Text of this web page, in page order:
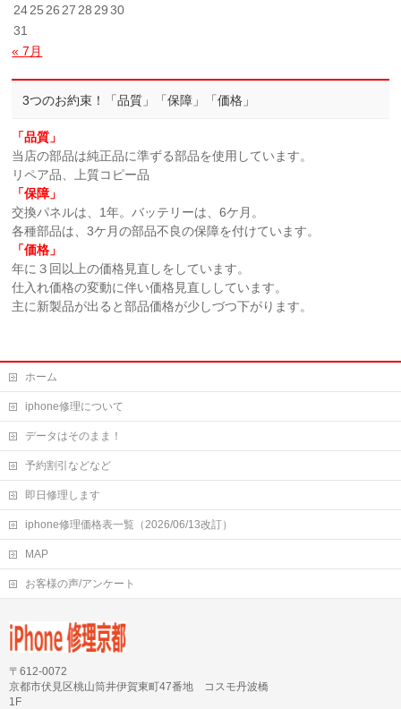
2425 26 27 28 29 30
31
« 7月
3つのお約束！「品質」「保障」「価格」
「品質」
当店の部品は純正品に準ずる部品を使用しています。
リペア品、上質コピー品
「保障」
交換パネルは、1年。バッテリーは、6ケ月。
各種部品は、3ケ月の部品不良の保障を付けています。
「価格」
年に３回以上の価格見直しをしています。
仕入れ価格の変動に伴い価格見直ししています。
主に新製品が出ると部品価格が少しづつ下がります。
ホーム
iphone修理について
データはそのまま！
予約割引などなど
即日修理します
iphone修理価格表一覧（2026/06/13改訂）
MAP
お客様の声/アンケート
〒612-0072
京都市伏見区桃山筒井伊賀東町47番地 コスモ丹波橋
1F